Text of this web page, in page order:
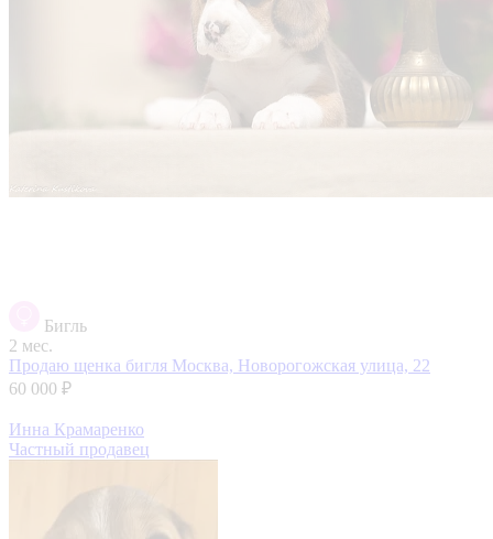
Бигль
2 мес.
Продаю щенка бигля Москва, Новорогожская улица, 22
60 000 ₽
Инна Крамаренко
Частный продавец